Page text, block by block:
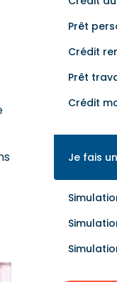
Prêt
Crédit
Prêt
Crédit
Je fais